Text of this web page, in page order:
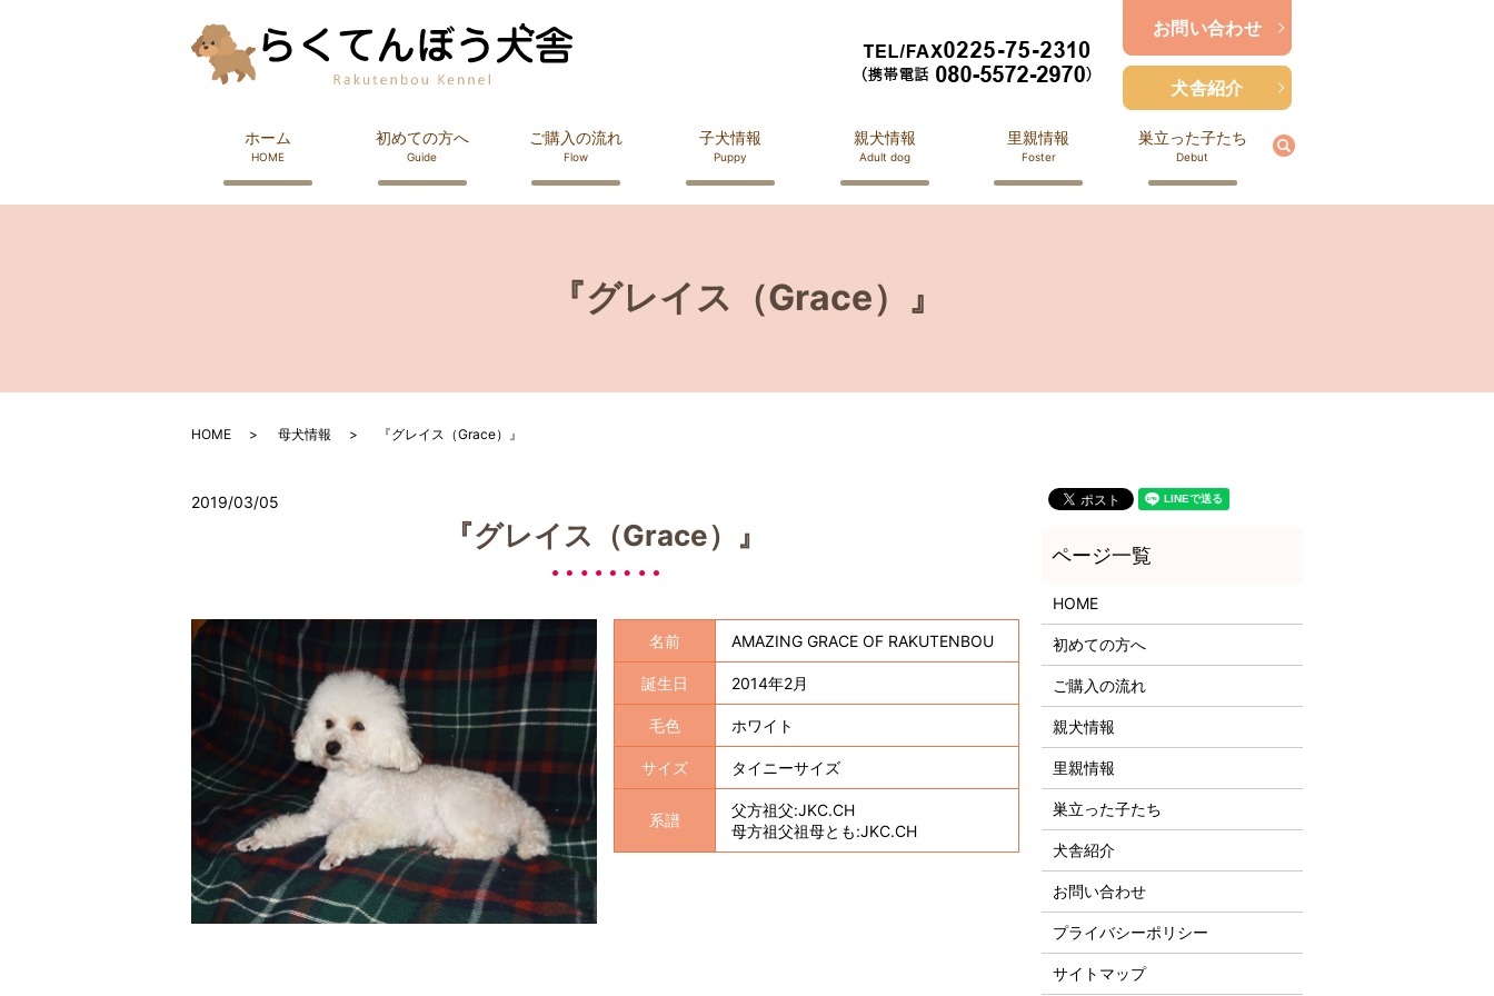
ホーム
HOME
初めての方へ
Guide
ご購入の流れ
Flow
子犬情報
Puppy
親犬情報
Adult dog
里親情報
Foster
巣立った子たち
Debut
search
お問い合わせ
犬舎紹介
『グレイス（Grace）』
HOME 母犬情報 『グレイス（Grace）』
2019/03/05
『グレイス（Grace）』
名前 AMAZING GRACE OF RAKUTENBOU
誕生日 2014年2月
毛色 ホワイト
サイズ タイニーサイズ
系譜
父方祖父:JKC.CH
母方祖父祖母とも:JKC.CH
HOME
初めての方へ
ご購入の流れ
親犬情報
里親情報
巣立った子たち
犬舎紹介
お問い合わせ
プライバシーポリシー
サイトマップ